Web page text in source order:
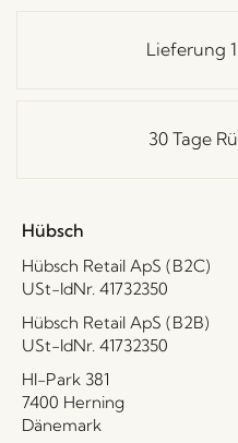
Lieferung
30 Tage
Hübsch
Hübsch Retail ApS (B2C)
USt-IdNr. 41732350
Hübsch Retail ApS (B2B)
USt-IdNr. 41732350
HI-Park 381
7400 Herning
Dänemark